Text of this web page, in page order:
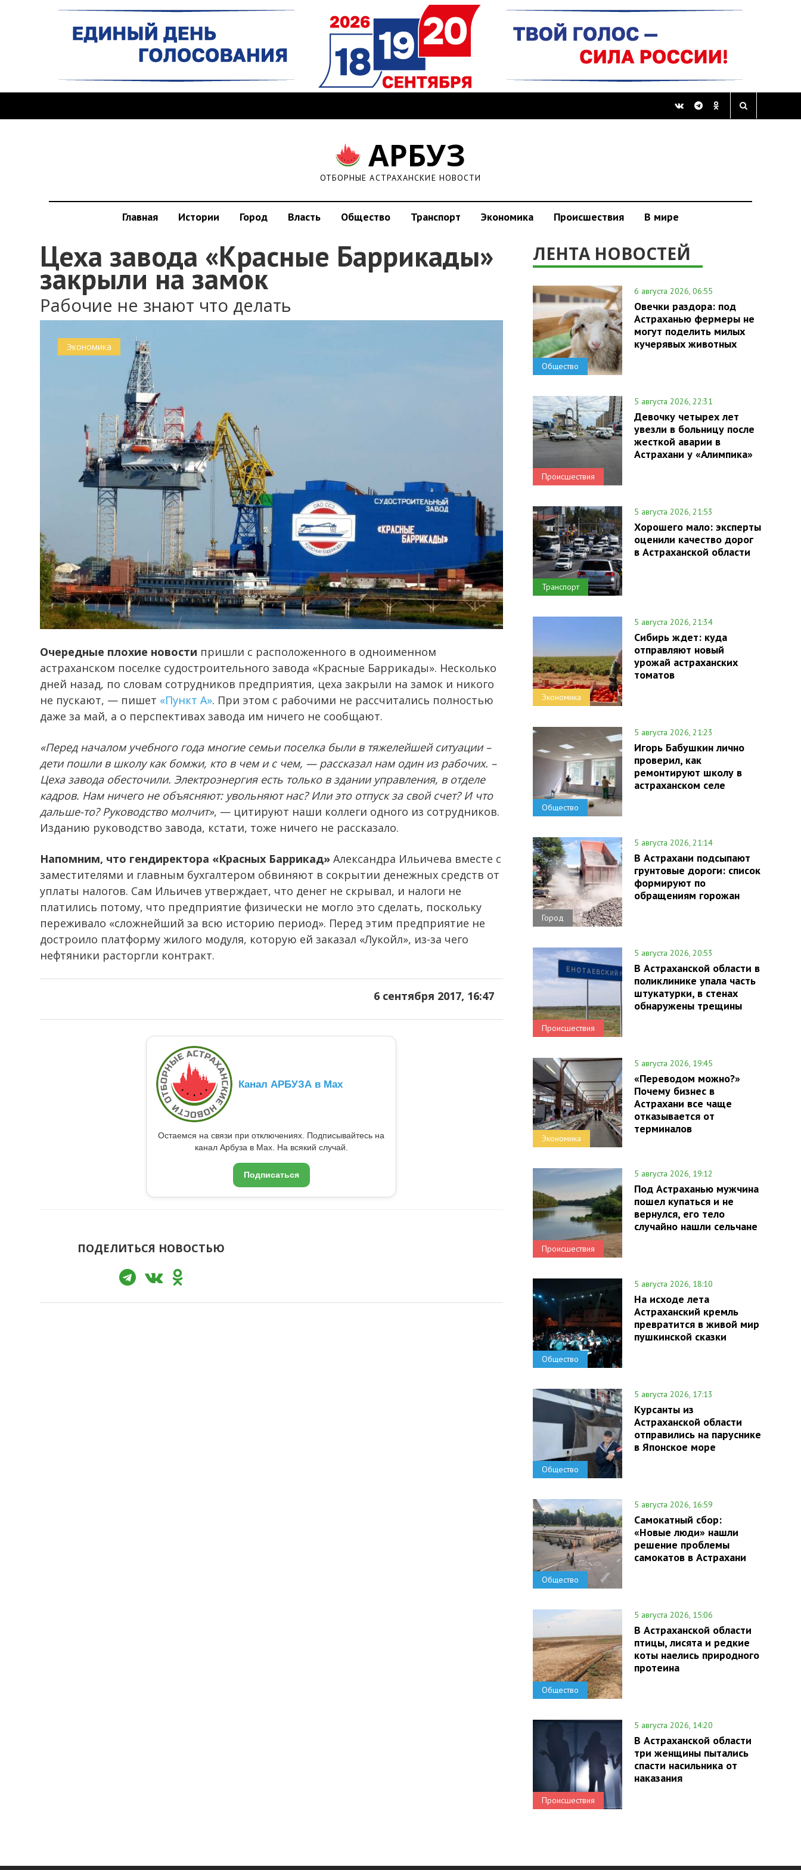
АРБУЗ
ОТБОРНЫЕ АСТРАХАНСКИЕ НОВОСТИ
Главная Истории Город Власть Общество Транспорт Экономика Происшествия В мире
Цеха завода «Красные Баррикады»
закрыли на замок
Рабочие не знают что делать
Экономика
Очередные плохие новости пришли с расположенного в одноименном
астраханском поселке судостроительного завода «Красные Баррикады». Несколько
дней назад, по словам сотрудников предприятия, цеха закрыли на замок и никого
не пускают, — пишет «Пункт А». При этом с рабочими не рассчитались полностью
даже за май, а о перспективах завода им ничего не сообщают.
«Перед началом учебного года многие семьи поселка были в тяжелейшей ситуации –
дети пошли в школу как бомжи, кто в чем и с чем, — рассказал нам один из рабочих. –
Цеха завода обесточили. Электроэнергия есть только в здании управления, в отделе
кадров. Нам ничего не объясняют: увольняют нас? Или это отпуск за свой счет? И что
дальше-то? Руководство молчит», — цитируют наши коллеги одного из сотрудников.
Изданию руководство завода, кстати, тоже ничего не рассказало.
Напомним, что гендиректора «Красных Баррикад» Александра Ильичева вместе с
заместителями и главным бухгалтером обвиняют в сокрытии денежных средств от
уплаты налогов. Сам Ильичев утверждает, что денег не скрывал, и налоги не
платились потому, что предприятие физически не могло это сделать, поскольку
переживало «сложнейший за всю историю период». Перед этим предприятие не
достроило платформу жилого модуля, которую ей заказал «Лукойл», из-за чего
нефтяники расторгли контракт.
6 сентября 2017, 16:47
Канал АРБУЗА в Max
Остаемся на связи при отключениях. Подписывайтесь на
канал Арбуза в Max. На всякий случай.
Подписаться
ПОДЕЛИТЬСЯ НОВОСТЬЮ
ЛЕНТА НОВОСТЕЙ
Общество
6 августа 2026, 06:55
Овечки раздора: под
Астраханью фермеры не
могут поделить милых
кучерявых животных
Происшествия
5 августа 2026, 22:31
Девочку четырех лет
увезли в больницу после
жесткой аварии в
Астрахани у «Алимпика»
Транспорт
5 августа 2026, 21:53
Хорошего мало: эксперты
оценили качество дорог
в Астраханской области
Экономика
5 августа 2026, 21:34
Сибирь ждет: куда
отправляют новый
урожай астраханских
томатов
Общество
5 августа 2026, 21:23
Игорь Бабушкин лично
проверил, как
ремонтируют школу в
астраханском селе
Город
5 августа 2026, 21:14
В Астрахани подсыпают
грунтовые дороги: список
формируют по
обращениям горожан
Происшествия
5 августа 2026, 20:53
В Астраханской области в
поликлинике упала часть
штукатурки, в стенах
обнаружены трещины
Экономика
5 августа 2026, 19:45
«Переводом можно?»
Почему бизнес в
Астрахани все чаще
отказывается от
терминалов
Происшествия
5 августа 2026, 19:12
Под Астраханью мужчина
пошел купаться и не
вернулся, его тело
случайно нашли сельчане
Общество
5 августа 2026, 18:10
На исходе лета
Астраханский кремль
превратится в живой мир
пушкинской сказки
Общество
5 августа 2026, 17:13
Курсанты из
Астраханской области
отправились на паруснике
в Японское море
Общество
5 августа 2026, 16:59
Самокатный сбор:
«Новые люди» нашли
решение проблемы
самокатов в Астрахани
Общество
5 августа 2026, 15:06
В Астраханской области
птицы, лисята и редкие
коты наелись природного
протеина
Происшествия
5 августа 2026, 14:20
В Астраханской области
три женщины пытались
спасти насильника от
наказания